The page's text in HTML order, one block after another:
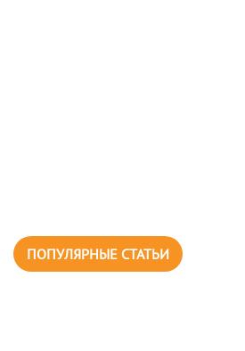
ПОПУЛЯРНЫЕ СТАТЬИ